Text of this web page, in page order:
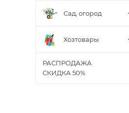
Сад, огород
Хозтовары
РАСПРОДАЖА
СКИДКА 50%